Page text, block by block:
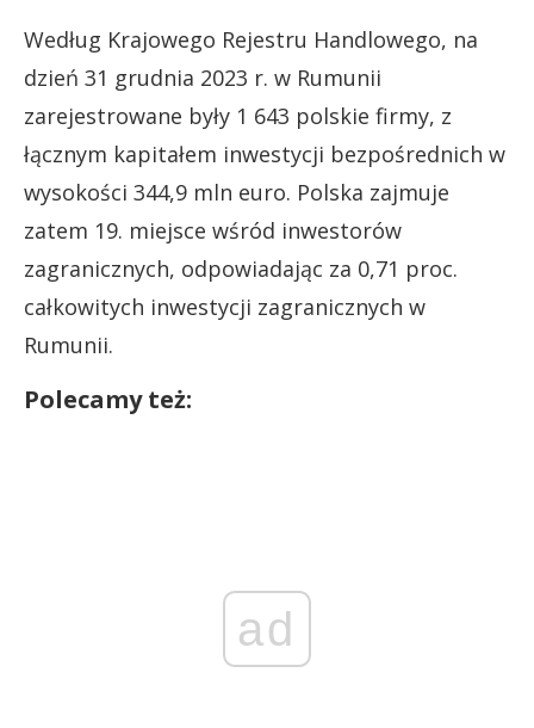
Według Krajowego Rejestru Handlowego, na
dzień 31 grudnia 2023 r. w Rumunii
zarejestrowane były 1 643 polskie firmy, z
łącznym kapitałem inwestycji bezpośrednich w
wysokości 344,9 mln euro. Polska zajmuje
zatem 19. miejsce wśród inwestorów
zagranicznych, odpowiadając za 0,71 proc.
całkowitych inwestycji zagranicznych w
Rumunii.
Polecamy też:
ad